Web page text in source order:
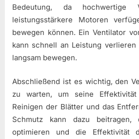
Bedeutung, da hochwertige
leistungsstärkere Motoren
bewegen können. Ein Ventilator
kann schnell an Leistung
langsam bewegen.
Abschließend ist es wichtig, den
zu warten, um seine
Reinigen der Blätter und das
Schmutz kann dazu beitragen,
optimieren und die Effektivität